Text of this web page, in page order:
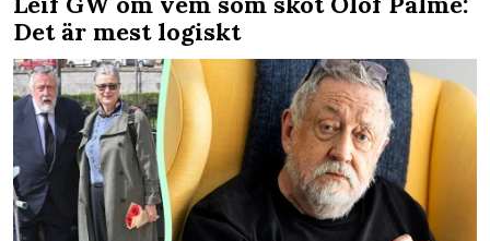
Det är mest logiskt